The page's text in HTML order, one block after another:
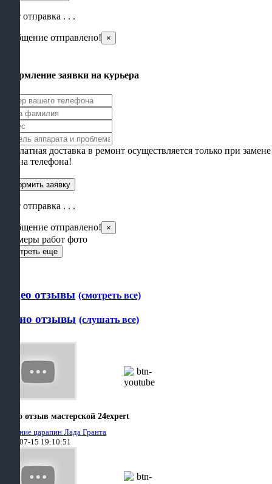
Идет отправка . . .
Сообщение отправлено!
×
Оформление заявки на курьера
Бесплатная доставка в ремонт осуществляется только при замене
экрана телефона!
Идет отправка . . .
Сообщение отправлено! ×
Примеры работ фото
Смотреть еще
Видео отзывы (смотреть все)
Аудио отзывы (слушать все)
Видео отзыв мастерской 24expert
Удаление царапин Лада Гранта
2021-07-15 19:10:51